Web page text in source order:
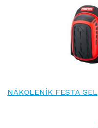
NÁKOLENÍK FESTA GEL